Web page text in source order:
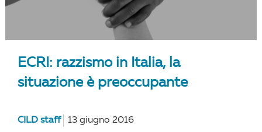
ECRI: razzismo in Italia, la
situazione è preoccupante
CILD staff 13 giugno 2016